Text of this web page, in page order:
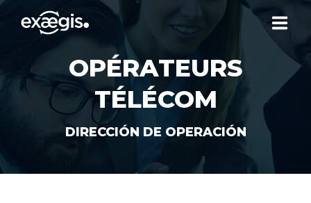
¿QUIÉNES SOMOS?
NUESTRAS OFERTAS
OPÉRATEURS
TÉLÉCOM
DIRECCIÓN DE OPERACIÓN